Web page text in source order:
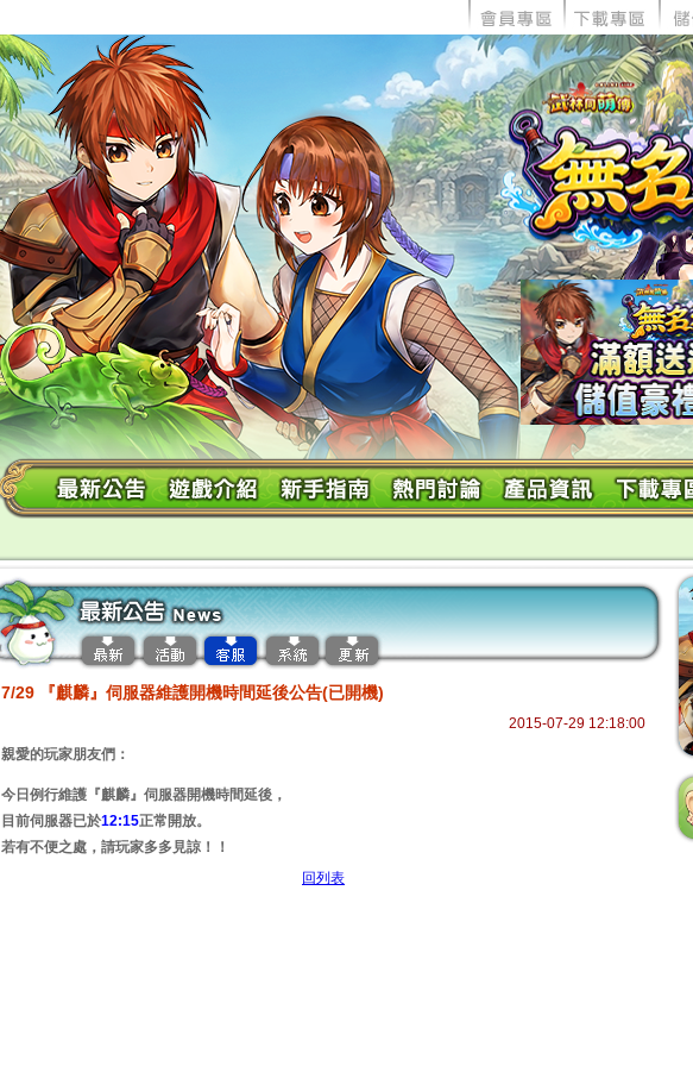
7/29 『麒麟』伺服器維護開機時間延後公告(已開機)
2015-07-29 12:18:00
親愛的玩家朋友們：
今日例行維護『麒麟』伺服器開機時間延後，
目前伺服器已於12:15正常開放。
若有不便之處，請玩家多多見諒！！
回列表